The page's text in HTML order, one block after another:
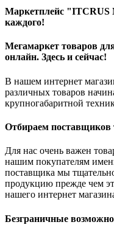
Маркетплейс "ITCRUS
каждого!
Мегамаркет товаров
онлайн. Здесь и сейчас!
В нашем интернет
различных товаров
крупногабаритной
Отбираем поставщиков
Для нас очень важен
нашим покупателям
поставщика мы
продукцию прежде чем
нашего интернет
Безграничные